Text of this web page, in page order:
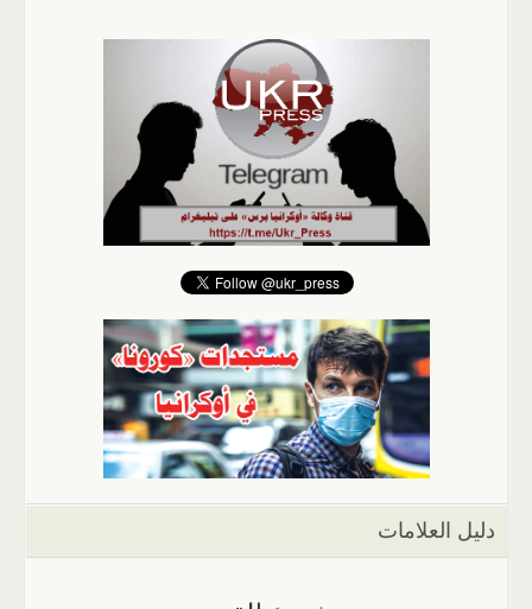
دليل العلامات